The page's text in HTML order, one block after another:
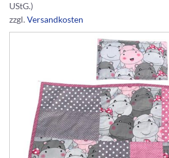
UStG.)
zzgl.Versandkosten